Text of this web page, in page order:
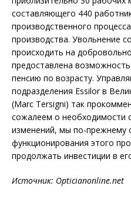
составляющего 440
производственного
производства. Увольнение
происходить на
предоставлена
пенсию по возрасту.
подразделения Essilor в
(Marc Tersigni) так
сожалеем о необходимости
изменений, мы по-прежнему
функционирования этого
продолжать инвестиции в
Источник: Opticianonline.net